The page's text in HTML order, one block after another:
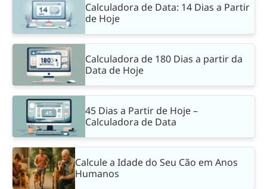
Calculadora de Data: 14 Dias a Partir
de Hoje
Calculadora de 180 Dias a partir da
Data de Hoje
45 Dias a Partir de Hoje –
Calculadora de Data
Calcule a Idade do Seu Cão em Anos
Humanos